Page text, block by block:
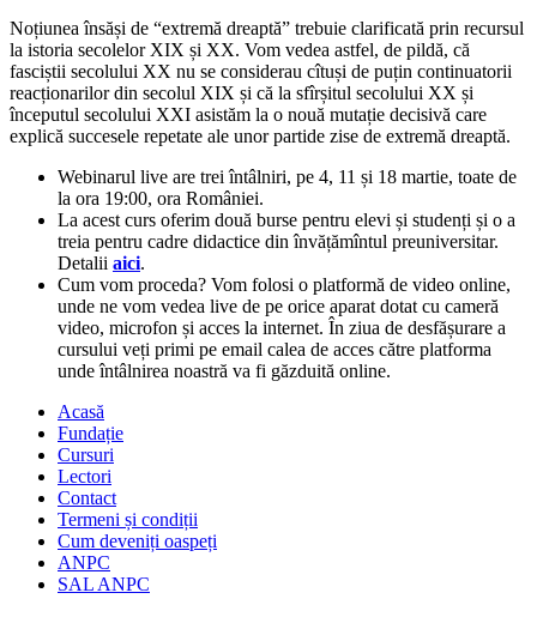
Noțiunea însăși de “extremă dreaptă” trebuie clarificată prin recursul
la istoria secolelor XIX și XX. Vom vedea astfel, de pildă, că
fasciștii secolului XX nu se considerau cîtuși de puțin continuatorii
reacționarilor din secolul XIX și că la sfîrșitul secolului XX și
începutul secolului XXI asistăm la o nouă mutație decisivă care
explică succesele repetate ale unor partide zise de extremă dreaptă.
Webinarul live are trei întâlniri, pe 4, 11 și 18 martie, toate de
la ora 19:00, ora României.
La acest curs oferim două burse pentru elevi și studenți și o a
treia pentru cadre didactice din învățămîntul preuniversitar.
Detalii aici.
Cum vom proceda? Vom folosi o platformă de video online,
unde ne vom vedea live de pe orice aparat dotat cu cameră
video, microfon și acces la internet. În ziua de desfășurare a
cursului veți primi pe email calea de acces către platforma
unde întâlnirea noastră va fi găzduită online.
Acasă
Fundație
Cursuri
Lectori
Contact
Termeni și condiții
Cum deveniți oaspeți
ANPC
SAL ANPC